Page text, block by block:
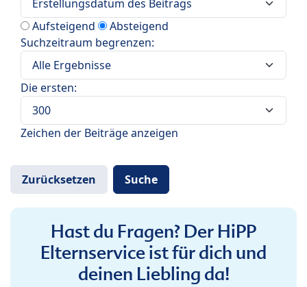
Aufsteigend
Absteigend
Suchzeitraum begrenzen:
Die ersten:
Zeichen der Beiträge anzeigen
Hast du Fragen? Der HiPP
Elternservice ist für dich und
deinen Liebling da!